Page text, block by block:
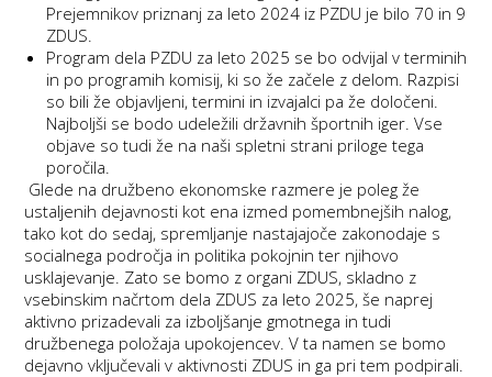
Prejemnikov priznanj za leto 2024 iz PZDU je bilo 70 in 9
ZDUS.
Program dela PZDU za leto 2025 se bo odvijal v terminih
in po programih komisij, ki so že začele z delom. Razpisi
so bili že objavljeni, termini in izvajalci pa že določeni.
Najboljši se bodo udeležili državnih športnih iger. Vse
objave so tudi že na naši spletni strani priloge tega
poročila.
Glede na družbeno ekonomske razmere je poleg že
ustaljenih dejavnosti kot ena izmed pomembnejših nalog,
tako kot do sedaj, spremljanje nastajajoče zakonodaje s
socialnega področja in politika pokojnin ter njihovo
usklajevanje. Zato se bomo z organi ZDUS, skladno z
vsebinskim načrtom dela ZDUS za leto 2025, še naprej
aktivno prizadevali za izboljšanje gmotnega in tudi
družbenega položaja upokojencev. V ta namen se bomo
dejavno vključevali v aktivnosti ZDUS in ga pri tem podpirali.